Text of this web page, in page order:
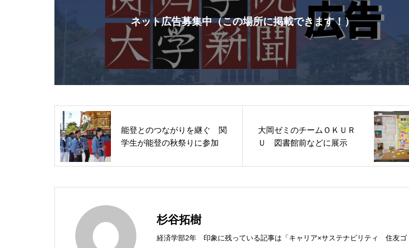
ネット広告募集中（この場所に掲載できます！）
能登とのつながりを継ぐ 関
学生が能登の秋祭りに参加
大岡ゼミのチームＯＫＵＲ
Ｕ 図書館前などに展示
杉谷拓樹
経済学部2年 印象に残っている記事は「キャリア×サステナビリティ 住友ゴ